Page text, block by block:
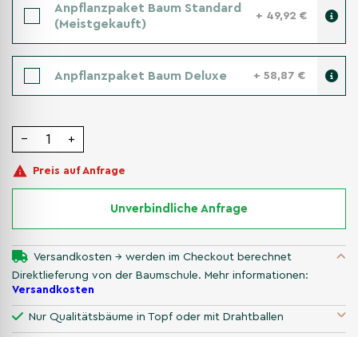
Anpflanzpaket Baum Standard
(Meistgekauft)
+ 49,92 €
Anpflanzpaket Baum Deluxe + 58,87 €
− +
Preis auf Anfrage
Unverbindliche Anfrage
Versandkosten → werden im Checkout berechnet
Direktlieferung von der Baumschule. Mehr informationen:
Versandkosten
Nur Qualitätsbäume in Topf oder mit Drahtballen